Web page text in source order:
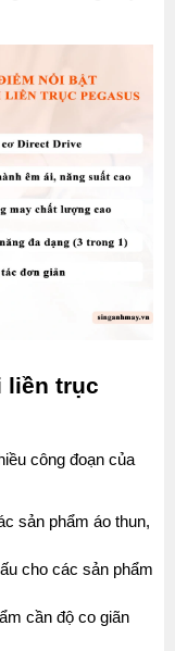
liền trục
công đoạn của
sản phẩm áo thun,
cho các sản phẩm
cần độ co giãn